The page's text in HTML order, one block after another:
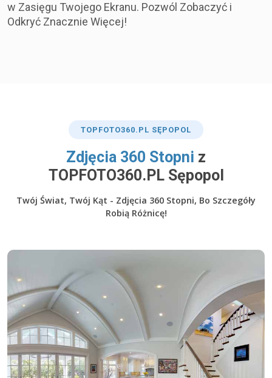
w Zasięgu Twojego Ekranu. Pozwól Zobaczyć i
Odkryć Znacznie Więcej!
TOP FOTO360.PL SĘPOPOL
​Zdjęcia 360 Stopni z
TOPFOTO360.PL Sępopol
Twój Świat, Twój Kąt - Zdjęcia 360 Stopni, Bo Szczegóły
Robią Różnicę!